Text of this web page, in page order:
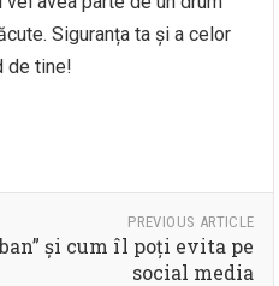
Siguranța ta și a celor
de tine!
PREVIOUS ARTICLE
și cum îl poți evita pe
social media